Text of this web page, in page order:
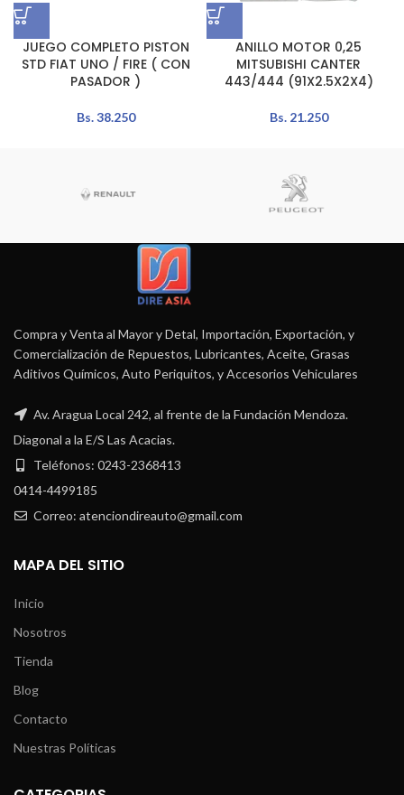
JUEGO COMPLETO PISTON
STD FIAT UNO / FIRE ( CON
PASADOR )
Bs.38.250
ANILLO MOTOR 0,25
MITSUBISHI CANTER
443/444 (91X2.5X2X4)
Bs.21.250
Compra y Venta al Mayor y Detal, Importación, Exportación, y
Comercialización de Repuestos, Lubricantes, Aceite, Grasas
Aditivos Químicos, Auto Periquitos, y Accesorios Vehiculares
Av. Aragua Local 242, al frente de la Fundación Mendoza.
Diagonal a la E/S Las Acacias.
Teléfonos: 0243-2368413
0414-4499185
Correo: atenciondireauto@gmail.com
MAPA DEL SITIO
Inicio
Nosotros
Tienda
Blog
Contacto
Nuestras Políticas